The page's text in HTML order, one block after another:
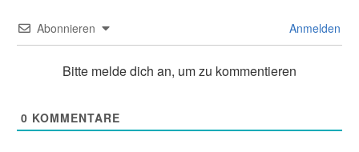
Abonnieren Anmelden
Bitte melde dich an, um zu kommentieren
0 KOMMENTARE